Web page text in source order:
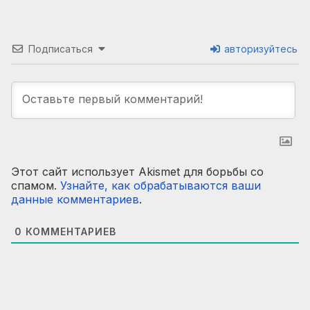
Подписаться авторизуйтесь
Этот сайт использует Akismet для борьбы со
спамом. Узнайте, как обрабатываются ваши
данные комментариев.
0 КОММЕНТАРИЕВ